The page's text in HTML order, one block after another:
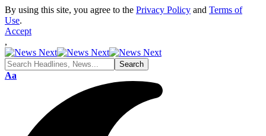
By using this site, you agree to the Privacy Policy and Terms of
Use.
Accept
,
Font
Aa